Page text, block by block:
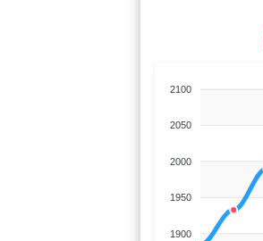
2100
2050
2000
1950
1900